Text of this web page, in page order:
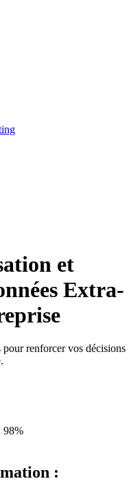
et
Extra-
renforcer vos décisions
98%
: